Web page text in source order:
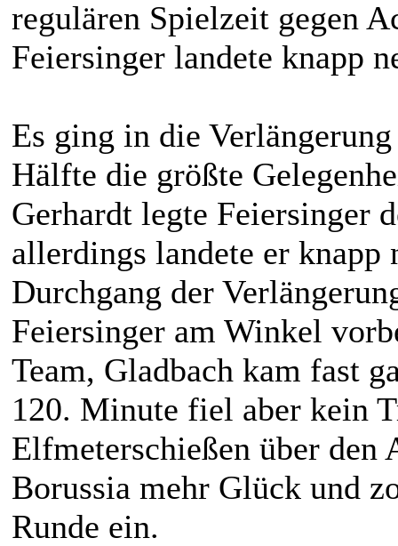
regulären Spielzeit gegen
Feiersinger landete knapp
Es ging in die
Hälfte die größte
Gerhardt legte Feiersinger
allerdings landete er knapp
Durchgang der
Feiersinger am Winkel
Team, Gladbach kam fast
120. Minute fiel aber kein
Elfmeterschießen über den
Borussia mehr Glück und
Runde ein.